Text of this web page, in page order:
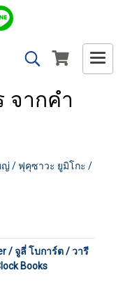
จากคำ
ญ่ / ฟุคุซาวะ ยูมิโกะ /
/ จูลี่ โบการ์ต / วารี
Books